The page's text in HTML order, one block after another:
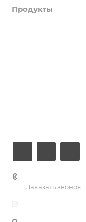
Продукты
Заказать звонок